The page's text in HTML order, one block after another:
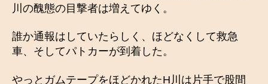
川の醜態の目撃者は増えてゆく。
誰か通報はしていたらしく、ほどなくして救急
車、そしてパトカーが到着した。
やっとガムテープをほどかれたH川は片手で股間